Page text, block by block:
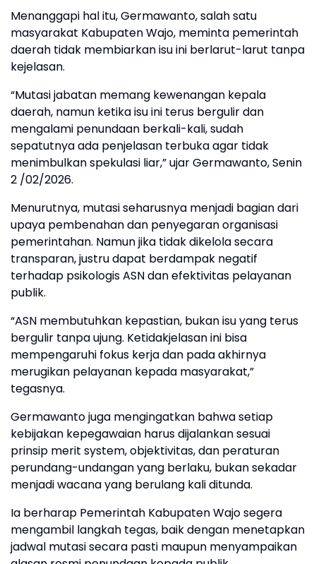
Menanggapi hal itu, Germawanto, salah satu
masyarakat Kabupaten Wajo, meminta pemerintah
daerah tidak membiarkan isu ini berlarut-larut tanpa
kejelasan.
“Mutasi jabatan memang kewenangan kepala
daerah, namun ketika isu ini terus bergulir dan
mengalami penundaan berkali-kali, sudah
sepatutnya ada penjelasan terbuka agar tidak
menimbulkan spekulasi liar,” ujar Germawanto, Senin
2 /02/2026.
Menurutnya, mutasi seharusnya menjadi bagian dari
upaya pembenahan dan penyegaran organisasi
pemerintahan. Namun jika tidak dikelola secara
transparan, justru dapat berdampak negatif
terhadap psikologis ASN dan efektivitas pelayanan
publik.
“ASN membutuhkan kepastian, bukan isu yang terus
bergulir tanpa ujung. Ketidakjelasan ini bisa
mempengaruhi fokus kerja dan pada akhirnya
merugikan pelayanan kepada masyarakat,”
tegasnya.
Germawanto juga mengingatkan bahwa setiap
kebijakan kepegawaian harus dijalankan sesuai
prinsip merit system, objektivitas, dan peraturan
perundang-undangan yang berlaku, bukan sekadar
menjadi wacana yang berulang kali ditunda.
Ia berharap Pemerintah Kabupaten Wajo segera
mengambil langkah tegas, baik dengan menetapkan
jadwal mutasi secara pasti maupun menyampaikan